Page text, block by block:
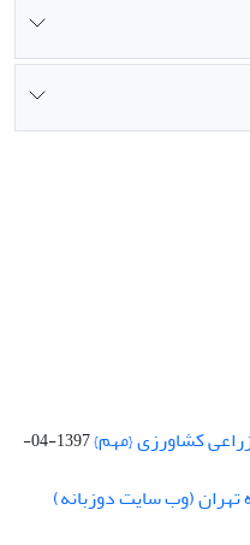
کشاورزی {مهم}
1397-04-
تهران (وب سایت دوزبانه)